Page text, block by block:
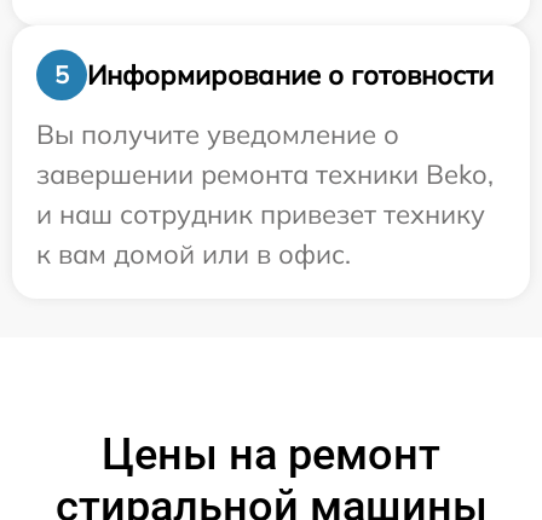
5
Информирование о готовности
Вы получите уведомление о
завершении ремонта техники Beko,
и наш сотрудник привезет технику
к вам домой или в офис.
Цены на ремонт
стиральной машины